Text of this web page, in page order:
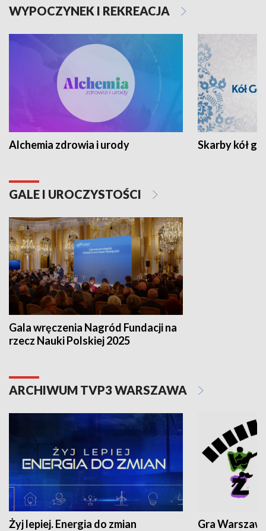
WYPOCZYNEK I REKREACJA
Alchemia zdrowia i urody Skarby kół
GALE I UROCZYSTOŚCI
Gala wręczenia Nagród Fundacji na
rzecz Nauki Polskiej 2025
ARCHIWUM TVP3 WARSZAWA
Żyj lepiej. Energia do zmian Gra